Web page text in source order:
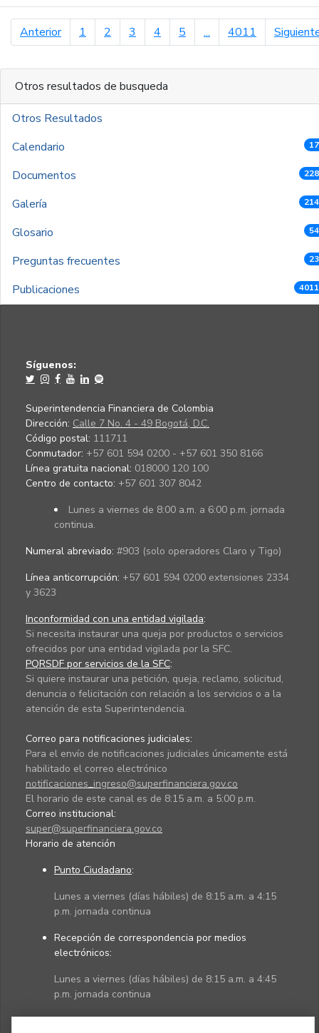
Anteriorpágina anterior
1 2 3 4 5 ... 4011
Otros resultados de busqueda
Otros Resultados
Calendario
Documentos
Galería
Glosario
Preguntas frecuentes
Publicaciones
Síguenos:
Superintendencia Financiera de Colombia
Dirección: Calle 7 No. 4 - 49 Bogotá, D.C.
Código postal: 111711
Conmutador: +57 601 594 0200 - +57 601 350 8166
Línea gratuita nacional: 018000 120 100
Centro de contacto: +57 601 307 8042
Lunes a viernes de 8:00 a.m. a 6:00 p.m. jornada
continua.
Numeral abreviado: #903 (solo operadores Claro y Tigo)
Línea anticorrupción: +57 601 594 0200 extensiones 2334
y 3623
Inconformidad con una entidad vigilada:
Si necesita instaurar una queja por productos o servicios
ofrecidos por una entidad vigilada por la SFC.
PQRSDF por servicios de la SFC:
Si quiere instaurar una petición, queja, reclamo, solicitud,
denuncia o felicitación con relación a los servicios o a la
atención de esta Superintendencia.
Correo para notificaciones judiciales:
Para el envío de notificaciones judiciales únicamente está
habilitado el correo electrónico
notificaciones_ingreso@superfinanciera.gov.co
El horario de este canal es de 8:15 a.m. a 5:00 p.m.
Correo institucional:
super@superfinanciera.gov.co
Horario de atención
Punto Ciudadano:
Lunes a viernes (días hábiles) de 8:15 a.m. a 4:15
p.m. jornada continua
Recepción de correspondencia por medios
electrónicos:
Lunes a viernes (días hábiles) de 8:15 a.m. a 4:45
p.m. jornada continua